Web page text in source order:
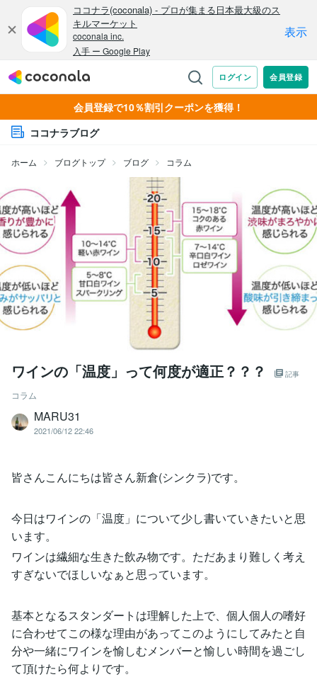
会員登録で10％割引クーポンを獲得！
ココナラブログ
ホーム ブログトップ ブログ コラム
ワインの「温度」って何度が適正？？？ 記事
コラム
MARU31
2021/06/12 22:46
皆さんこんにちは皆さん新倉(シンクラ)です。
今日はワインの「温度」について少し書いていきたいと思
います。
ワインは繊細な生きた飲み物です。ただあまり難しく考え
すぎないでほしいなぁと思っています。
基本となるスタンダートは理解した上で、個人個人の嗜好
に合わせてこの様な理由があってこのようにしてみたと自
分や一緒にワインを愉しむメンバーと愉しい時間を過ごし
て頂けたら何よりです。